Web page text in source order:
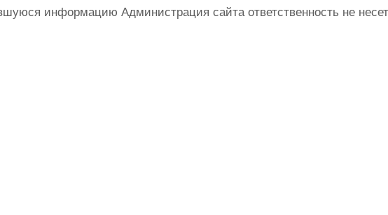
информацию Администрация сайта ответственность не